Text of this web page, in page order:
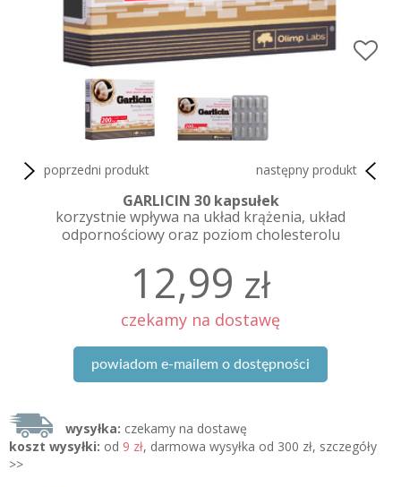
poprzedni produkt następny produkt
GARLICIN 30 kapsułek
korzystnie wpływa na układ krążenia, układ
odpornościowy oraz poziom cholesterolu
12,99 zł
czekamy na dostawę
powiadom e-mailem o dostępności
wysyłka: czekamy na dostawę
koszt wysyłki: od 9 zł, darmowa wysyłka od 300 zł, szczegóły
>>